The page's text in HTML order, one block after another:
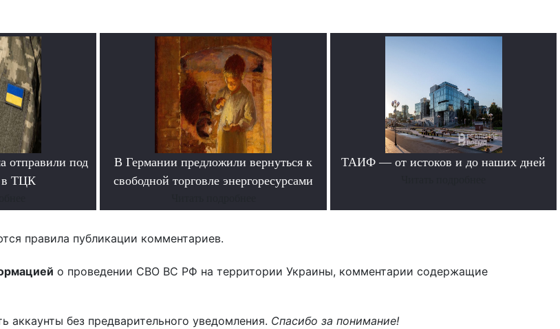
отправили под
в ТЦК
В Германии предложили вернуться к
свободной торговле энергоресурсами
ТАИФ — от истоков и до наших дней
правила публикации комментариев.
о проведении СВО ВС РФ на территории Украины, комментарии содержащие
без предварительного уведомления. Спасибо за понимание!